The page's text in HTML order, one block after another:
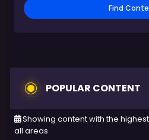
Find
POPULAR CONTENT
Showing content with the
all areas